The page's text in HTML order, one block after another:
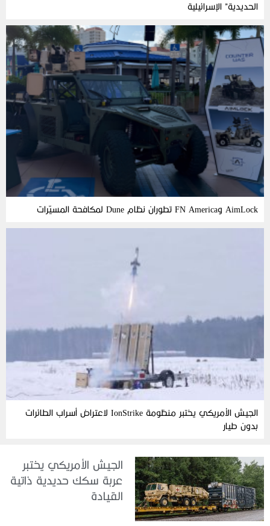
الحديدية” الإسرائيلية
AimLock وFN America تطوران نظام Dune لمكافحة المسيّرات
الجيش الأمريكي يختبر منظومة IonStrike لاعتراض أسراب الطائرات
بدون طيار
الجيش الأمريكي يختبر
عربة سكك حديدية ذاتية
القيادة